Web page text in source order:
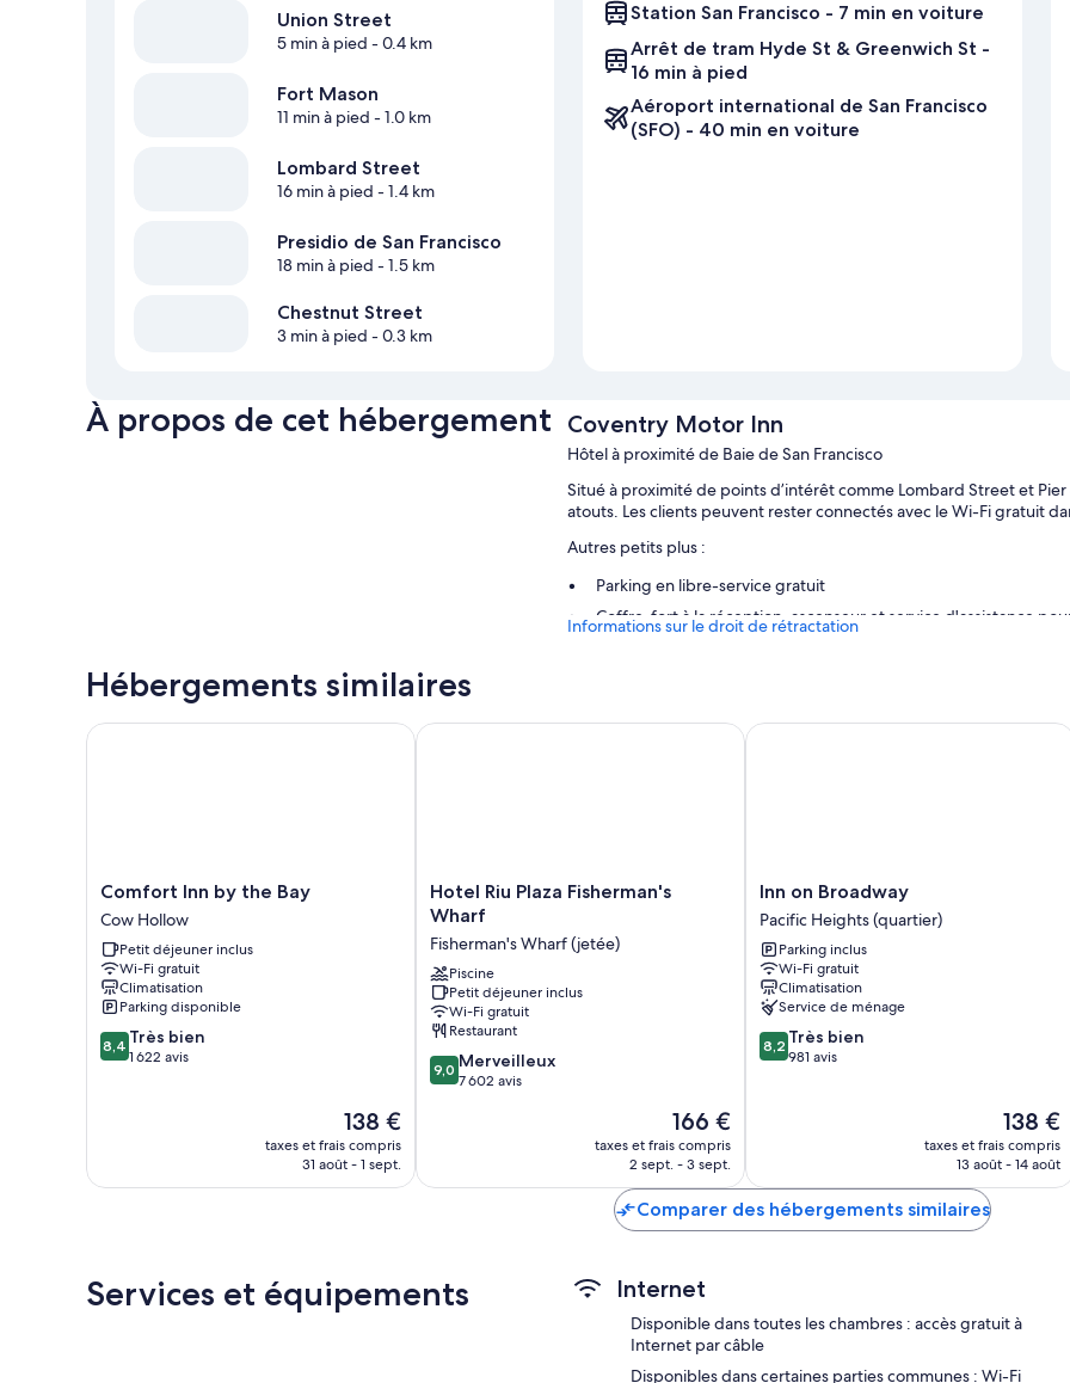
Union Street
5 min à pied - 0.4 km
Fort Mason
11 min à pied - 1.0 km
Lombard Street
16 min à pied - 1.4 km
Presidio de San Francisco
18 min à pied - 1.5 km
Chestnut Street
3 min à pied - 0.3 km
Station San Francisco - 7 min en voiture
Arrêt de tram Hyde St & Greenwich St -
16 min à pied
Aéroport international de San Francisco
(SFO) - 40 min en voiture
À propos de cet hébergement Coventry Motor Inn
Hôtel à proximité de Baie de San Francisco
Situé à proximité de points d’intérêt comme Lombard Street et
atouts. Les clients peuvent rester connectés avec le Wi-Fi gratuit
Autres petits plus :
Parking en libre-service gratuit
Coffre-fort à la réception, ascenseur et service d'assistance
Caractéristiques des chambres
19 salles de bains avec douche et ensemble douche/baignoire
Télévision avec chaînes par satellite
Garde-robe ou placard, cafetière/bouilloire et service de
Informations sur le droit de rétractation
Hébergements similaires
Comfort
Inn
by
the
Bay
Cow
Hollow
Comfort Inn by the Bay
Cow Hollow
Petit déjeuner inclus
Wi-Fi gratuit
Climatisation
Parking disponible
8.4
sur
8,4 Très bien
1 622 avis
Le
nouveau
prix
138 €
taxes et frais compris
31 août - 1 sept.
Comfort Inn by the Bay
Hotel
Riu
Fisherman's
Wharf
Fisherman's
Wharf
(jetée)
Hotel Riu Plaza Fisherman's
Wharf
Fisherman's Wharf (jetée)
Piscine
Petit déjeuner inclus
Wi-Fi gratuit
Restaurant
9.0
sur
9,0 Merveilleux
7 602 avis
Le
nouveau
prix
de
166 €
166 €
taxes et frais compris
2 sept. - 3 sept.
Hotel Riu Plaza Fisherman's Wharf
Inn
on
Broadway
Pacific
Heights
(quartier)
Inn on Broadway
Pacific Heights (quartier)
Parking inclus
Wi-Fi gratuit
Climatisation
Service de ménage
8.2
sur
8,2 Très bien
981 avis
Le
nouveau
prix
138 €
taxes et frais compris
13 août - 14 août
Inn on Broadway
Comparer des hébergements similaires
Services et équipements Internet
Disponible dans toutes les chambres : accès gratuit à
Internet par câble
Disponibles dans certaines parties communes : Wi-Fi